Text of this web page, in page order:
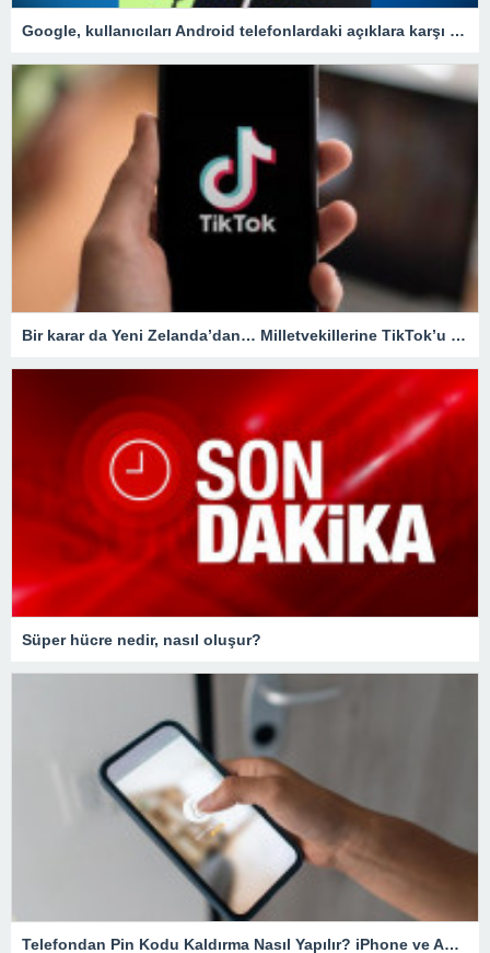
Google, kullanıcıları Android telefonlardaki açıklara karşı uyardı!
Bir karar da Yeni Zelanda’dan… Milletvekillerine TikTok’u yasaklıyorlar!
Süper hücre nedir, nasıl oluşur?
Telefondan Pin Kodu Kaldırma Nasıl Yapılır? iPhone ve Android Cihazlarda Pin Kodu Kaldırma – Teknoloji Haberleri